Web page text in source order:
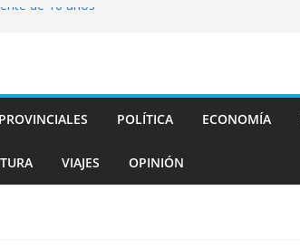
de 16 años
el fracaso en el
PROVINCIALES POLÍTICA ECONOMÍA
VIAJES OPINIÓN